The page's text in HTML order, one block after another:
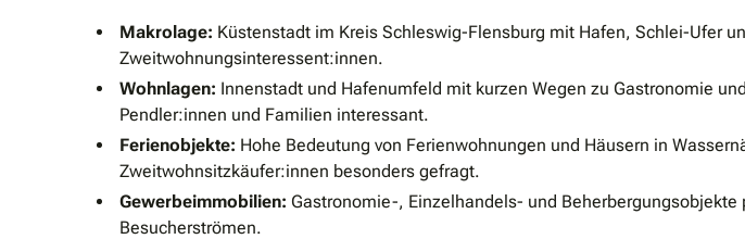
Makrolage: Küstenstadt im Kreis Schleswig-Flensburg mit Hafen, Schlei-Ufer
Zweitwohnungsinteressent:innen.
Wohnlagen: Innenstadt und Hafenumfeld mit kurzen Wegen zu Gastronomie
Pendler:innen und Familien interessant.
Ferienobjekte: Hohe Bedeutung von Ferienwohnungen und Häusern in
Zweitwohnsitzkäufer:innen besonders gefragt.
Gewerbeimmobilien: Gastronomie-, Einzelhandels- und
Besucherströmen.